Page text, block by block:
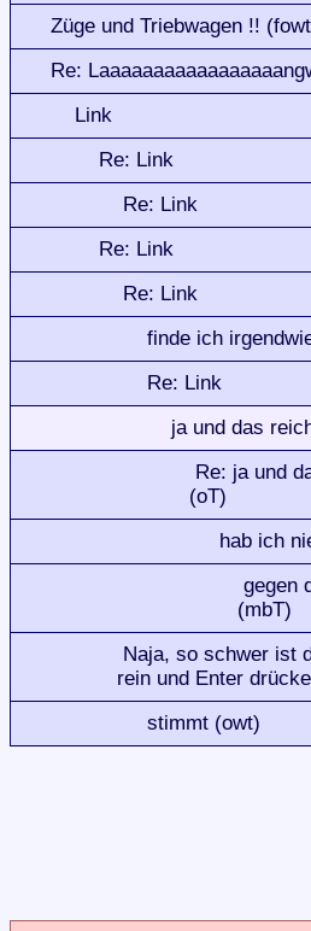
Züge und Triebwagen !!
Re:
Link
Re: Link
Re: Link
Re: Link
Re: Link
finde ich
Re: Link
ja und das
Re: ja und
(oT)
hab ich
gegen
(mbT)
Naja, so schwer ist
rein und Enter
stimmt (owt)